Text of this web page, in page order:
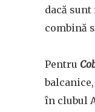
dacă
combină
Pentru
în clubul